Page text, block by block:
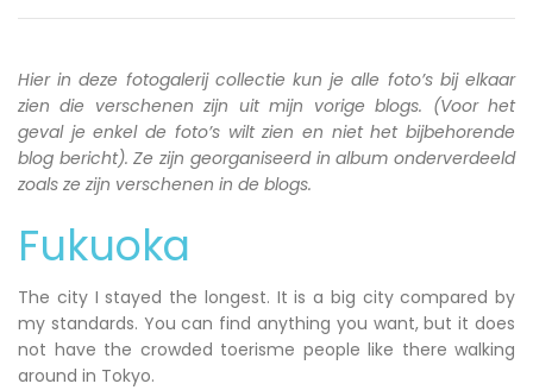
Hier in deze fotogalerij collectie kun je alle foto’s bij elkaar
zien die verschenen zijn uit mijn vorige blogs. (Voor het
geval je enkel de foto’s wilt zien en niet het bijbehorende
blog bericht). Ze zijn georganiseerd in album onderverdeeld
zoals ze zijn verschenen in de blogs.
Fukuoka
The city I stayed the longest. It is a big city compared by
my standards. You can find anything you want, but it does
not have the crowded toerisme people like there walking
around in Tokyo.